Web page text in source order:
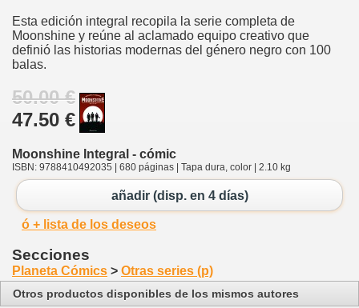
Esta edición integral recopila la serie completa de
Moonshine y reúne al aclamado equipo creativo que
definió las historias modernas del género negro con 100
balas.
50.00 €
47.50 €
Moonshine Integral - cómic
ISBN: 9788410492035 | 680 páginas | Tapa dura, color | 2.10 kg
añadir (disp. en 4 días)
ó + lista de los deseos
Secciones
Planeta Cómics > Otras series (p)
Otros productos disponibles de los mismos autores